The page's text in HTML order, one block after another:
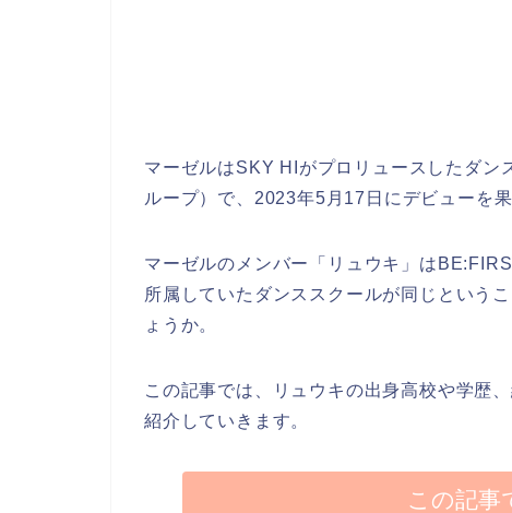
マーゼルはSKY HIがプロリュースしたダン
ループ）で、2023年5月17日にデビューを果
マーゼルのメンバー「リュウキ」は
所属していたダンススクールが同じという
ょうか。
この記事では、リュウキの出身高校や学歴
紹介していきます。
この記事